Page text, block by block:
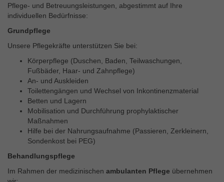
Pflege- und Betreuungsleistungen, abgestimmt auf Ihre
individuellen Bedürfnisse:
Grundpflege
Unsere Pflegekräfte unterstützen Sie bei:
Körperpflege (Duschen, Baden, Teilwaschungen,
Fußbäder, Haar- und Zahnpflege)
An- und Auskleiden
Toilettengängen und Wechsel von Inkontinenzmaterial
Betten und Lagern
Mobilisation und Durchführung prophylaktischer
Maßnahmen
Hilfe bei der Nahrungsaufnahme (Passieren, Zerkleinern,
Sondenkost bei PEG)
Behandlungspflege
Im Rahmen der medizinischen ambulanten Pflege übernehmen